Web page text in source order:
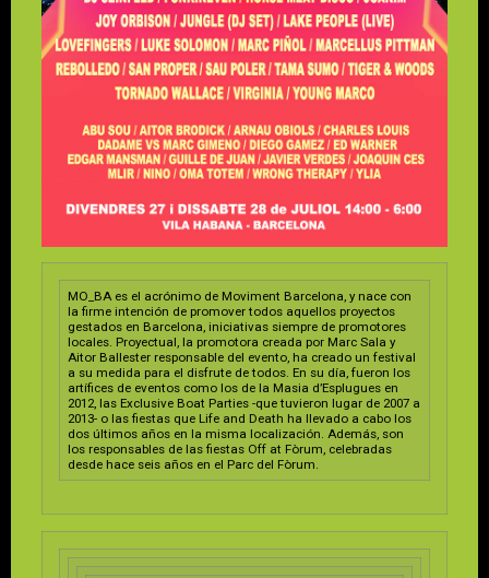
MO_BA es el acrónimo de Moviment Barcelona, y nace con
la firme intención de promover todos aquellos proyectos
gestados en Barcelona, iniciativas siempre de promotores
locales. Proyectual, la promotora creada por Marc Sala y
Aitor Ballester responsable del evento, ha creado un festival
a su medida para el disfrute de todos. En su día, fueron los
artífices de eventos como los de la Masia d’Esplugues en
2012, las Exclusive Boat Parties -que tuvieron lugar de 2007 a
2013- o las fiestas que Life and Death ha llevado a cabo los
dos últimos años en la misma localización. Además, son
los responsables de las fiestas Off at Fòrum, celebradas
desde hace seis años en el Parc del Fòrum.